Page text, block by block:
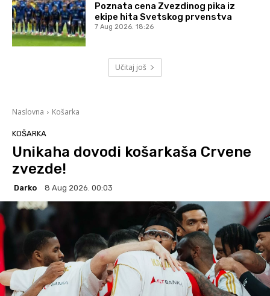
Poznata cena Zvezdinog pika iz
ekipe hita Svetskog prvenstva
7 Aug 2026. 18:26
Učitaj još